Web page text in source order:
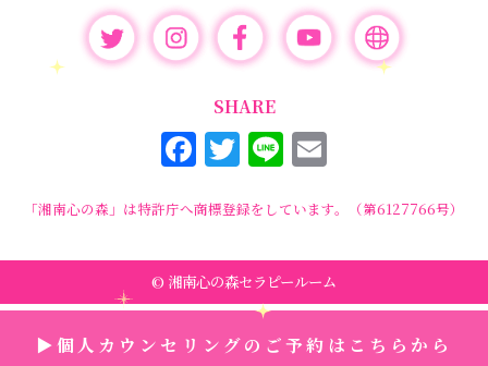
SHARE
F
a
c
e
b
o
T
w
it
te
r
Li
n
e ai
l
▶個人カウンセリングのご予約はこちらから
「湘南心の森」は特許庁へ商標登録をしています。（第6127766号）
© 湘南心の森セラピールーム